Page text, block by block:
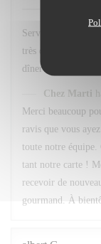
Service et
très difficile , Tant
dîner 👍 À bientôt
Chez Marti
Merci beaucoup
ravis que vous
toute notre
tant notre carte !
recevoir de
gourmand. À